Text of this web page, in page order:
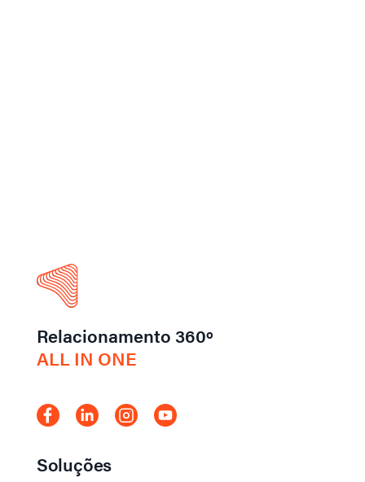
Relacionamento 360º
ALL IN ONE
Soluções